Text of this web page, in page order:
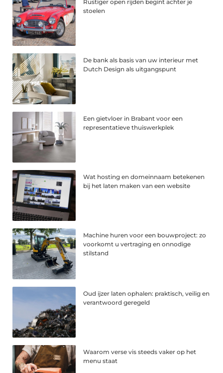
Rustiger open rijden begint achter je
stoelen
De bank als basis van uw interieur met
Dutch Design als uitgangspunt
Een gietvloer in Brabant voor een
representatieve thuiswerkplek
Wat hosting en domeinnaam betekenen
bij het laten maken van een website
Machine huren voor een bouwproject: zo
voorkomt u vertraging en onnodige
stilstand
Oud ijzer laten ophalen: praktisch, veilig en
verantwoord geregeld
Waarom verse vis steeds vaker op het
menu staat